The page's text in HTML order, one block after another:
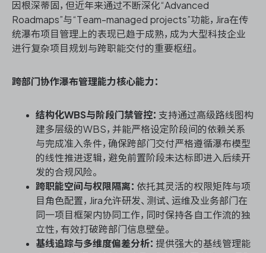
因根深蒂固，但近年来通过不断深化“Advanced
Roadmaps”与“Team-managed projects”功能，Jira在传
统瀑布项目管理上的表现已趋于成熟，成为大型科技企业
进行复杂项目规划与跨职能交付的重要枢纽。
跨部门协作瀑布管理能力核心能力：
结构化WBS与阶段门禁管控： 支持通过高级路线图构
建多层级的WBS，并能严格设定阶段间的依赖关系
与完成准入条件，确保跨部门交付严格遵循瀑布模型
的线性推进逻辑，避免前置阶段未达标即进入后续开
发的合规风险。
跨职能空间与权限隔离： 依托其灵活的权限矩阵与项
目角色配置，Jira允许研发、测试、运维及业务部门在
同一项目框架内协同工作，同时保持各自工作流的独
立性，有效打破跨部门信息壁垒。
基线追踪与多维度偏差分析： 提供强大的基线管理能